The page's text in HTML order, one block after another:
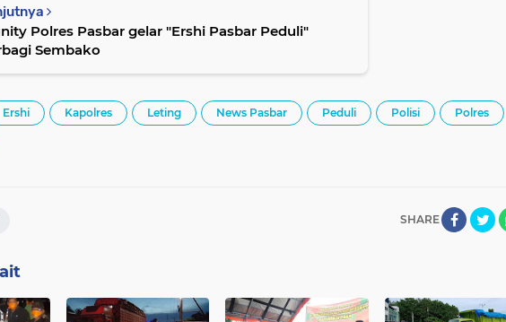
Polres Pasbar gelar "Ershi Pasbar Peduli"
Sembako
Ershi Kapolres Leting News Pasbar Peduli Polisi Polres
SHARE